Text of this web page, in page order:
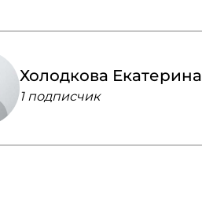
Холодкова Екатерина
1 подписчик